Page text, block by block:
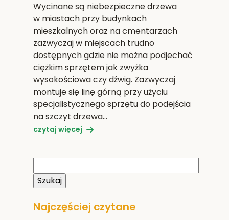
Wycinane są niebezpieczne drzewa
w miastach przy budynkach
mieszkalnych oraz na cmentarzach
zazwyczaj w miejscach trudno
dostępnych gdzie nie można podjechać
ciężkim sprzętem jak zwyżka
wysokościowa czy dźwig. Zazwyczaj
montuje się linę górną przy użyciu
specjalistycznego sprzętu do podejścia
na szczyt drzewa…
czytaj więcej
Najczęściej czytane